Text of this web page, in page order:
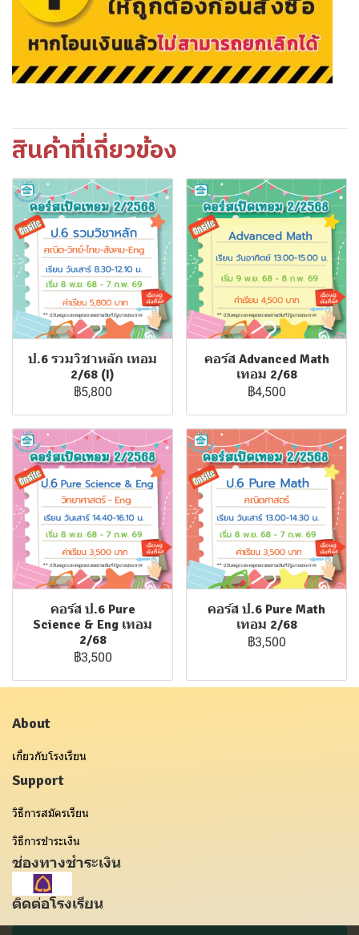
สินค้าที่เกี่ยวข้อง
ป.6 รวมวิชาหลัก เทอม
2/68 (I)
฿5,800
คอร์ส Advanced Math
เทอม 2/68
฿4,500
คอร์ส ป.6 Pure
Science & Eng เทอม
2/68
฿3,500
คอร์ส ป.6 Pure Math
เทอม 2/68
฿3,500
About
เกี่ยวกับโรงเรียน
Support
วิธีการสมัครเรียน
วิธีการชำระเงิน
ช่องทางชำระเงิน
ติดต่อโรงเรียน